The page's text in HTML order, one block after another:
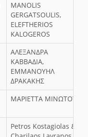
MANOLIS
GERGATSOULIS,
ELEFTHERIOS
KALOGEROS
ΑΛΕΞΑΝΔΡΑ
ΚΑΒΒΑΔΙΑ,
ΕΜΜΑΝΟΥΗΛ
ΔΡΑΚΑΚΗΣ
ΜΑΡΙΕΤΤΑ ΜΙΝΩΤΟΥ
Petros Kostagiolas &